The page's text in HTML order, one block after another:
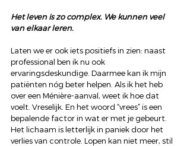
Het leven is zo complex. We kunnen veel
van elkaar leren.
Laten we er ook iets positiefs in zien: naast
professional ben ik nu ook
ervaringsdeskundige. Daarmee kan ik mijn
patiënten nóg beter helpen. Als ik het heb
over een Ménière-aanval, weet ik hoe dat
voelt. Vreselijk. En het woord “vrees” is een
bepalende factor in wat er met je gebeurt.
Het lichaam is letterlijk in paniek door het
verlies van controle. Lopen kan niet meer, stil